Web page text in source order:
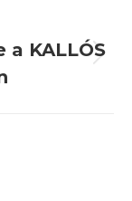
a KALLÓS